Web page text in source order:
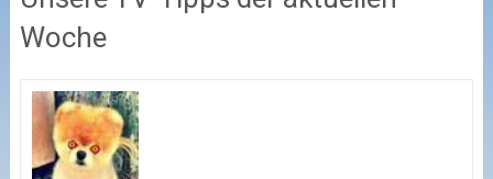
Woche